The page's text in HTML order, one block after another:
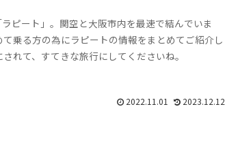
ピート」。関空と大阪市内を最速で結んでいま
て乗る方の為にラピートの情報をまとめてご紹介し
れて、すてきな旅行にしてくださいね。
2022.11.01 2023.12.12